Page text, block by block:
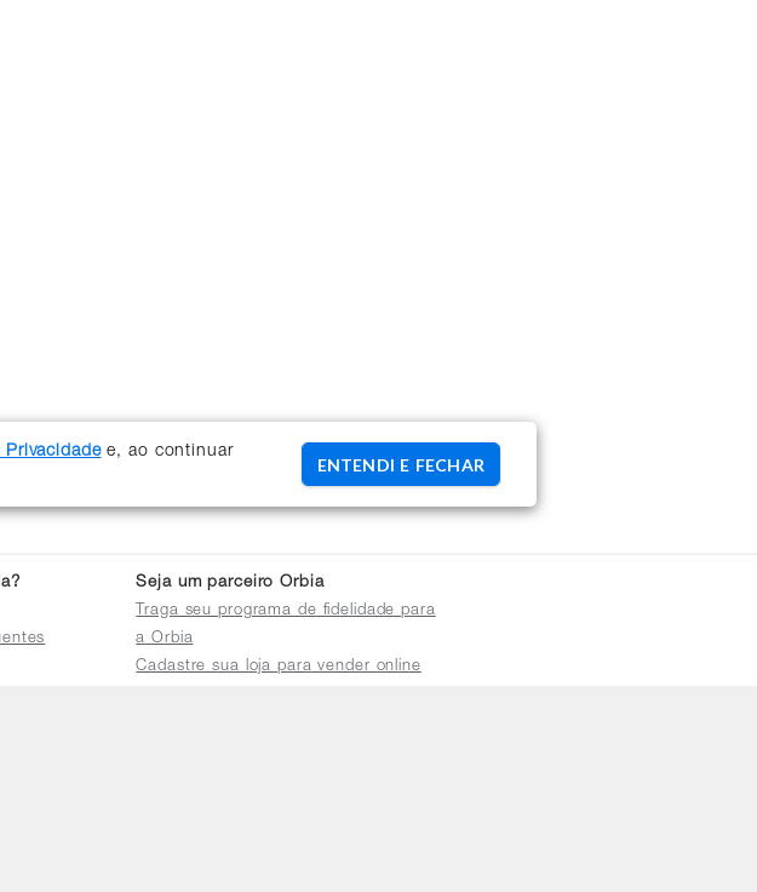
Privacidadee, ao continuar
ENTENDI E FECHAR
Seja um parceiro Orbia
Traga seu programa de fidelidade para
a Orbia
Cadastre sua loja para vender online